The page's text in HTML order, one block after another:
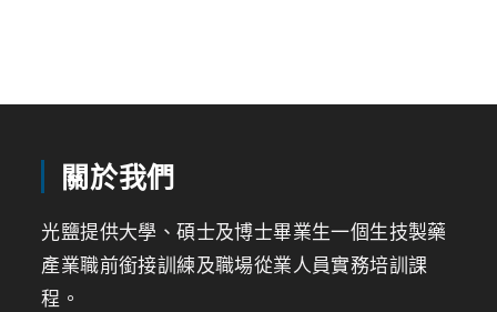
關於我們
光鹽提供大學、碩士及博士畢業生一個生技製藥
產業職前銜接訓練及職場從業人員實務培訓課
程。